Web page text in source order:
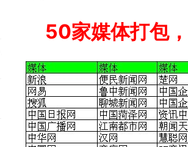
50家媒体打包